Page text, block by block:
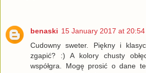
benaski 15 January 2017 at 20:54
Cudowny sweter. Piękny i
zgapić? :) A kolory chusty
współgra. Mogę prosić o dane